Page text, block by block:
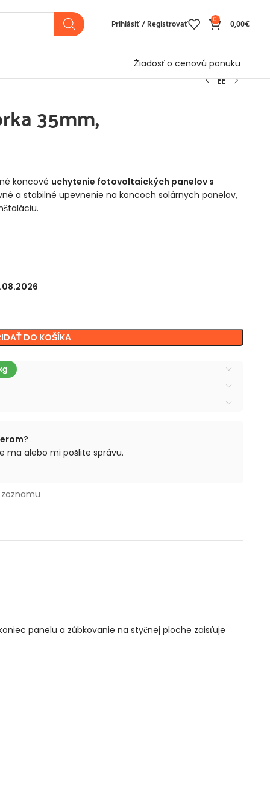
Prihlásiť / Registrovať 0 0,00€
Žiadosť o cenovú ponuku
35mm,
koncové uchytenie fotovoltaických panelov s
a stabilné upevnenie na koncoch solárnych panelov,
DO KOŠÍKA
ma alebo mi pošlite správu.
panelu a zúbkovanie na styčnej ploche zaisťuje